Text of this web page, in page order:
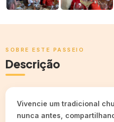
SOBRE ESTE PASSEIO
Descrição
Vivencie um tradicional
nunca antes,